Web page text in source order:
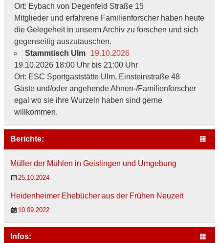
Ort: Eybach von Degenfeld Straße 15
Mitglieder und erfahrene Familienforscher haben heute
die Gelegeheit in unserm Archiv zu forschen und sich
gegenseitig auszutauschen.
Stammtisch Ulm
19.10.2026
19.10.2026 18:00 Uhr bis 21:00 Uhr
Ort: ESC Sportgaststätte Ulm, Einsteinstraße 48
Gäste und/oder angehende Ahnen-/Familienforscher
egal wo sie ihre Wurzeln haben sind gerne
willkommen.
Berichte:
Müller der Mühlen in Geislingen und Umgebung
25.10.2024
Heidenheimer Ehebücher aus der Frühen Neuzeit
10.09.2022
Infos: